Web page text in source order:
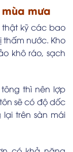
mưa
kỹ các bao
nước. Kho
khô ráo, sạch
thì nên lợp
sẽ có độ dốc
trên sàn mái